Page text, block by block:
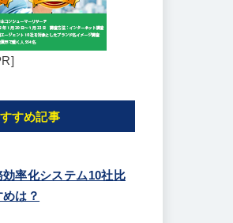
すめ記事
率化システム10社比
は？